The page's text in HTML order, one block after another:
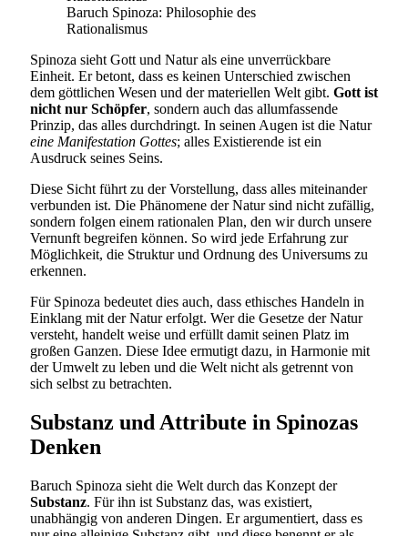
Baruch Spinoza: Philosophie des
Rationalismus
Spinoza sieht Gott und Natur als eine unverrückbare
Einheit. Er betont, dass es keinen Unterschied zwischen
dem göttlichen Wesen und der materiellen Welt gibt. Gott ist
nicht nur Schöpfer, sondern auch das allumfassende
Prinzip, das alles durchdringt. In seinen Augen ist die Natur
eine Manifestation Gottes; alles Existierende ist ein
Ausdruck seines Seins.
Diese Sicht führt zu der Vorstellung, dass alles miteinander
verbunden ist. Die Phänomene der Natur sind nicht zufällig,
sondern folgen einem rationalen Plan, den wir durch unsere
Vernunft begreifen können. So wird jede Erfahrung zur
Möglichkeit, die Struktur und Ordnung des Universums zu
erkennen.
Für Spinoza bedeutet dies auch, dass ethisches Handeln in
Einklang mit der Natur erfolgt. Wer die Gesetze der Natur
versteht, handelt weise und erfüllt damit seinen Platz im
großen Ganzen. Diese Idee ermutigt dazu, in Harmonie mit
der Umwelt zu leben und die Welt nicht als getrennt von
sich selbst zu betrachten.
Substanz und Attribute in Spinozas
Denken
Baruch Spinoza sieht die Welt durch das Konzept der
Substanz. Für ihn ist Substanz das, was existiert,
unabhängig von anderen Dingen. Er argumentiert, dass es